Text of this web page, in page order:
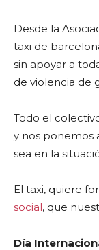
Desde la
taxi de
sin apoyar a
de violencia de
Todo el
y nos ponemos
sea en la
El taxi, quiere
social, que
Día